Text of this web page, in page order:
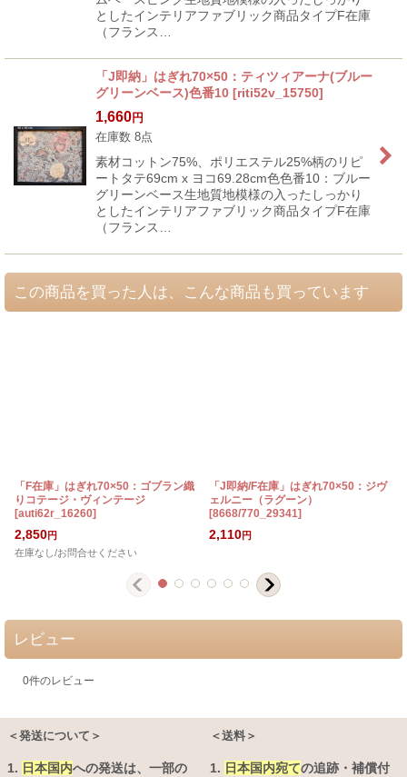
としたインテリアファブリック商品タイプF在庫
（フランス…
「J即納」はぎれ70×50：ティツィアーナ(ブルー
グリーンベース)色番10 [riti52v_15750]
1,660円
在庫数 8点
素材コットン75%、ポリエステル25%柄のリピ
ートタテ69cm x ヨコ69.28cm色色番10：ブルー
グリーンベース生地質地模様の入ったしっかり
としたインテリアファブリック商品タイプF在庫
（フランス…
この商品を買った人は、こんな商品も買っています
「F在庫」はぎれ70×50：ゴブラン織
りコテージ・ヴィンテージ
[auti62r_16260]
2,850円
在庫なし/お問合せください
「J即納/F在庫」はぎれ70×50：ジヴ
ェルニー（ラグーン）
[8668/770_29341]
2,110円
レビュー
0件のレビュー
＜発送について＞
1. 日本国内への発送は、 一部の
＜送料＞
1. 日本国内宛ての追跡・補償付